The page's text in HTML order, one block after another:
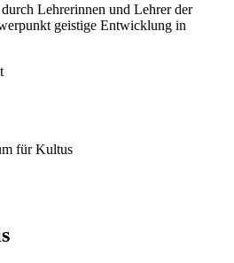
Lehrerinnen und Lehrer der
geistige Entwicklung in
für Kultus